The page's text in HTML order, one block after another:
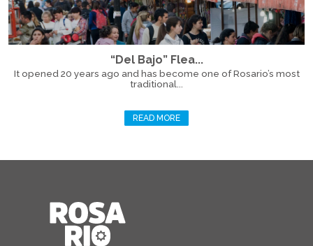
“Del Bajo” Flea...
It opened 20 years ago and has become one of Rosario’s most
traditional...
READ MORE